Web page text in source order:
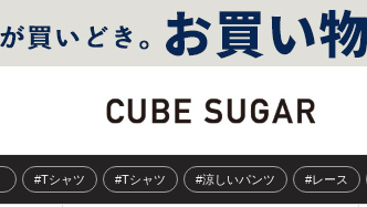
#Tシャツ #Tシャツ #涼しいパンツ #レース